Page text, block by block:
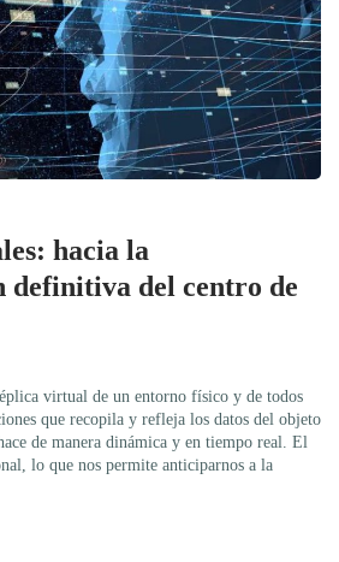
hacia la
definitiva del centro de
virtual de un entorno físico y de todos
que recopila y refleja los datos del objeto
de manera dinámica y en tiempo real. El
lo que nos permite anticiparnos a la